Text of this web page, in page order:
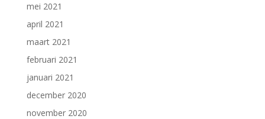
mei 2021
april 2021
maart 2021
februari 2021
januari 2021
december 2020
november 2020